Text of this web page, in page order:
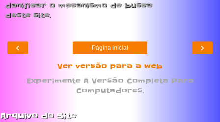
danificar o mecanismo de busca
deste site.
‹ ›
Página inicial
Ver versão para a web
Experimente A Versão Completa Para
Computadores.
Arquivo do Site